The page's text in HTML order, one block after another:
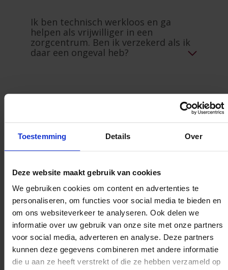
Toestemming Details Over
Deze website maakt gebruik van cookies
We gebruiken cookies om content en advertenties te
personaliseren, om functies voor social media te bieden en
om ons websiteverkeer te analyseren. Ook delen we
informatie over uw gebruik van onze site met onze partners
voor social media, adverteren en analyse. Deze partners
kunnen deze gegevens combineren met andere informatie
die u aan ze heeft verstrekt of die ze hebben verzameld op
Ik ben technisch werkloos en ga
helpen als vrijwilliger in een
zorgcentrum. Ben ik verzekerd als ik
daar een ongeval heb?
verzekering Gewaarborgd inkomen
als ik preventief in quarantaine
geplaatst word?
Uw onderneming
Kunt u uitstel krijgen voor de
betaling van uw verzekeringspremies
en wat zijn de voorwaarden?